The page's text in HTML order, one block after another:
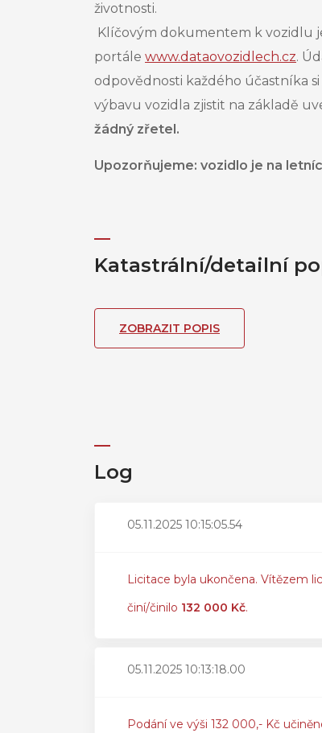
životnosti.
Klíčovým dokumentem k vozidlu
portále www.dataovozidlech.cz.
odpovědnosti každého účastníka
výbavu vozidla zjistit na základě
žádný zřetel.
Upozorňujeme: vozidlo je na
Katastrální/detailní
ZOBRAZIT POPIS
Log
05.11.2025 10:15:05.54
Licitace byla ukončena. Vítězem
činí/činilo 132 000 Kč.
05.11.2025 10:13:18.00
Podání ve výši 132 000,- Kč